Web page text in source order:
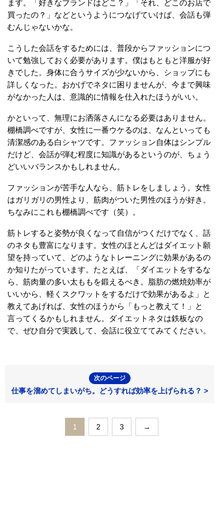
ます。「好きなブランドはどこ？」「それ、どこのお店で
買ったの？」などというようにつなげていけば、会話も弾
むんじゃないかな。
こうした会話をするためには、普段からファッションにつ
いて勉強しておく必要があります。僕はもともと洋服が好
きでした。身体に合うサイズが少ないから、ショップにも
詳しくなった。おかげでネタに困りませんが、今まで興味
がなかった人は、意識的に情報を仕入れたほうがいい。
かといって、無理にお洒落さんになる必要はありません。
棚橋調べですが、女性に一番ウケるのは、なんといっても
清潔感のある白シャツです。ファッション自体はシンプル
だけど、会話が弾む程度に知識があるというのが、ちょう
どいいバランスかもしれません。
ファッションが苦手な人なら、筋トレをしましょう。女性
はガリガリの男性より、筋肉がついた男性のほうが好き。
ちなみにこれも棚橋調べです（笑）。
筋トレすると姿勢が良くなって自信がつくだけでなく、話
のネタも豊富になります。女性のほとんどはダイエット願
望を持っていて、どのようなトレーニングに効果があるの
か知りたがっています。たとえば、「ダイエットをするな
ら、筋肉量の多い太ももを鍛えるべき。脂肪の燃焼効率が
いいから、軽くスクワットをするだけで効果があるよ」と
教えてあげれば、女性のほうから「もっと教えて！」と
言ってくるかもしれません。ダイエットネタは鉄板なの
で、ぜひ自分で実践して、会話に役立ててみてください。
次のページ
仕事を溜めてしまいがち。どうすれば効率を上げられる？ >
1 2 3 →